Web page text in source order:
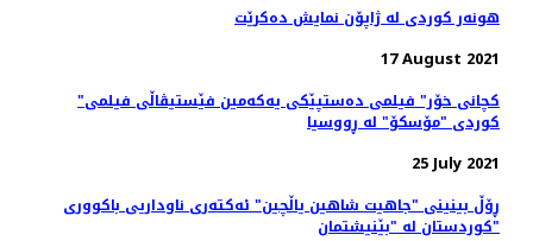
هونەر کوردی لە ژاپۆن نمایش دەکرێت
17 August 2021
"کچانی خۆر" فیلمی ده‌ستپێکی یه‌که‌‌مین فێستیڤاڵی فیلمی
کوردی "مۆسکۆ" لە ڕووسیا
25 July 2021
ڕۆڵ بینینی "جاهیت شاهین یاڵچین" ئەکتەری ناوداریی باکووری
کوردستان لە "بێنیشتمان"